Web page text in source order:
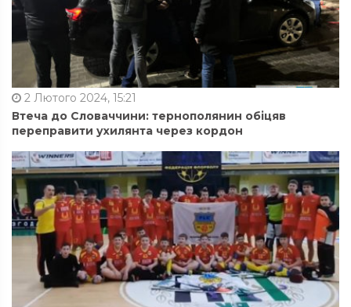
2 Лютого 2024, 15:21
Втеча до Словаччини: тернополянин обіцяв
переправити ухилянта через кордон